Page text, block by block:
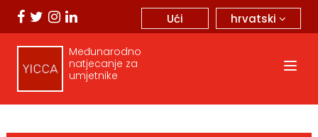
hrvatski
Ući
Međunarodno
natjecanje za
umjetnike